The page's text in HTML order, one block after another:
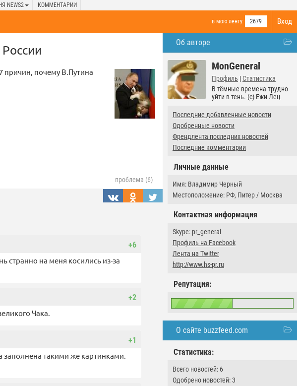
NEWS2 КОММЕНТАРИИ
Вход
в мою ленту 2679
Об авторе
MonGeneral
Профиль | Статистика
В тёмные времена трудно
уйти в тень. (c) Ежи Лец
Последние добавленные новости
Одобренные новости
Френдлента последних новостей
Последние комментарии
Личные данные
Имя: Владимир Черный
Местоположение: РФ, Питер / Москва
Контактная информация
Skype: pr_general
Профиль на Facebook
Лента на Twitter
http://www.hs-pr.ru
Репутация:
О сайте buzzfeed.com
Статистика:
Всего новостей: 6
Одобрено новостей: 3
причин, почему В.Путина
проблема (6)
+6
странно на меня косились из-за
+2
Чака.
+1
заполнена такими же картинками.